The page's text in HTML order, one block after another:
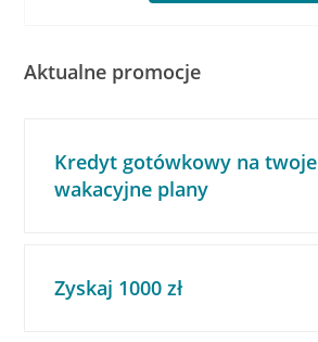
Aktualne promocje
Kredyt gotówkowy na twoje
wakacyjne plany
Zyskaj 1000 zł